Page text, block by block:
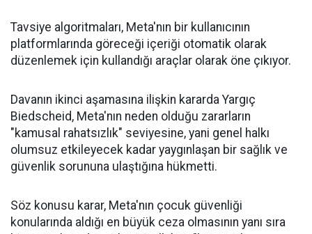
Tavsiye algoritmaları, Meta'nın bir kullanıcının
platformlarında göreceği içeriği otomatik olarak
düzenlemek için kullandığı araçlar olarak öne çıkıyor.
Davanın ikinci aşamasına ilişkin kararda Yargıç
Biedscheid, Meta'nın neden olduğu zararların
"kamusal rahatsızlık" seviyesine, yani genel halkı
olumsuz etkileyecek kadar yaygınlaşan bir sağlık ve
güvenlik sorununa ulaştığına hükmetti.
Söz konusu karar, Meta'nın çocuk güvenliği
konularında aldığı en büyük ceza olmasının yanı sıra